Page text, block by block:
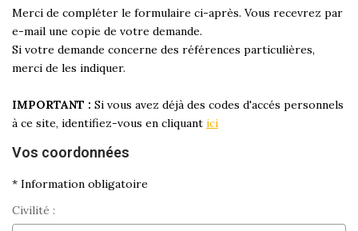
Merci de compléter le formulaire ci-après. Vous recevrez par
e-mail une copie de votre demande.
Si votre demande concerne des références particulières,
merci de les indiquer.
IMPORTANT : Si vous avez déjà des codes d'accés personnels
à ce site, identifiez-vous en cliquant ici
Vos coordonnées
* Information obligatoire
Civilité :